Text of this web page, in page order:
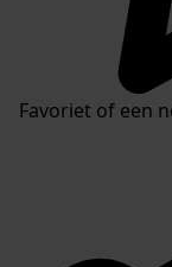
Favoriet of een